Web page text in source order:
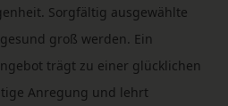
Sorgfältig ausgewählte
groß werden. Ein
trägt zu einer glücklichen
Anregung und lehrt